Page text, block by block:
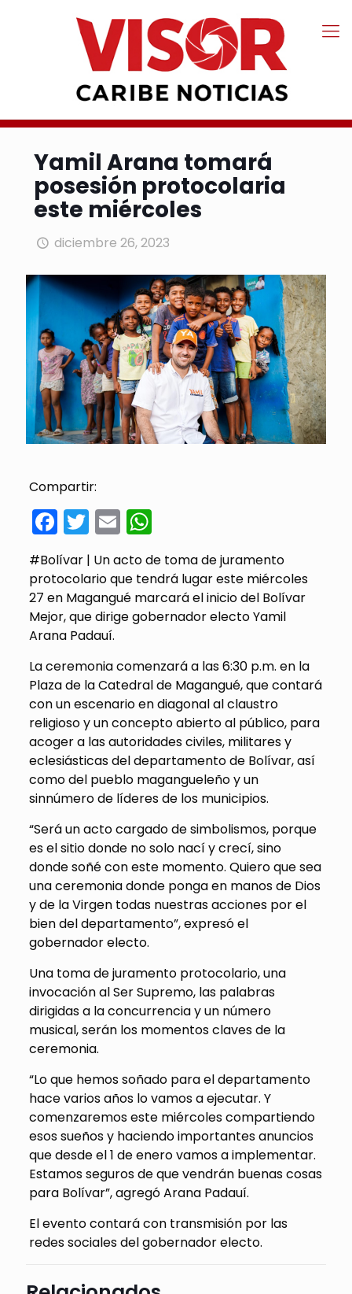
Yamil Arana tomará
posesión protocolaria
este miércoles
diciembre 26, 2023
Compartir:
Facebook
Twitter
EmailWhatsApp
#Bolívar | Un acto de toma de juramento
protocolario que tendrá lugar este miércoles
27 en Magangué marcará el inicio del Bolívar
Mejor, que dirige gobernador electo Yamil
Arana Padauí.
La ceremonia comenzará a las 6:30 p.m. en la
Plaza de la Catedral de Magangué, que contará
con un escenario en diagonal al claustro
religioso y un concepto abierto al público, para
acoger a las autoridades civiles, militares y
eclesiásticas del departamento de Bolívar, así
como del pueblo magangueleño y un
sinnúmero de líderes de los municipios.
“Será un acto cargado de simbolismos, porque
es el sitio donde no solo nací y crecí, sino
donde soñé con este momento. Quiero que sea
una ceremonia donde ponga en manos de Dios
y de la Virgen todas nuestras acciones por el
bien del departamento”, expresó el
gobernador electo.
Una toma de juramento protocolario, una
invocación al Ser Supremo, las palabras
dirigidas a la concurrencia y un número
musical, serán los momentos claves de la
ceremonia.
“Lo que hemos soñado para el departamento
hace varios años lo vamos a ejecutar. Y
comenzaremos este miércoles compartiendo
esos sueños y haciendo importantes anuncios
que desde el 1 de enero vamos a implementar.
Estamos seguros de que vendrán buenas cosas
para Bolívar”, agregó Arana Padauí.
El evento contará con transmisión por las
redes sociales del gobernador electo.